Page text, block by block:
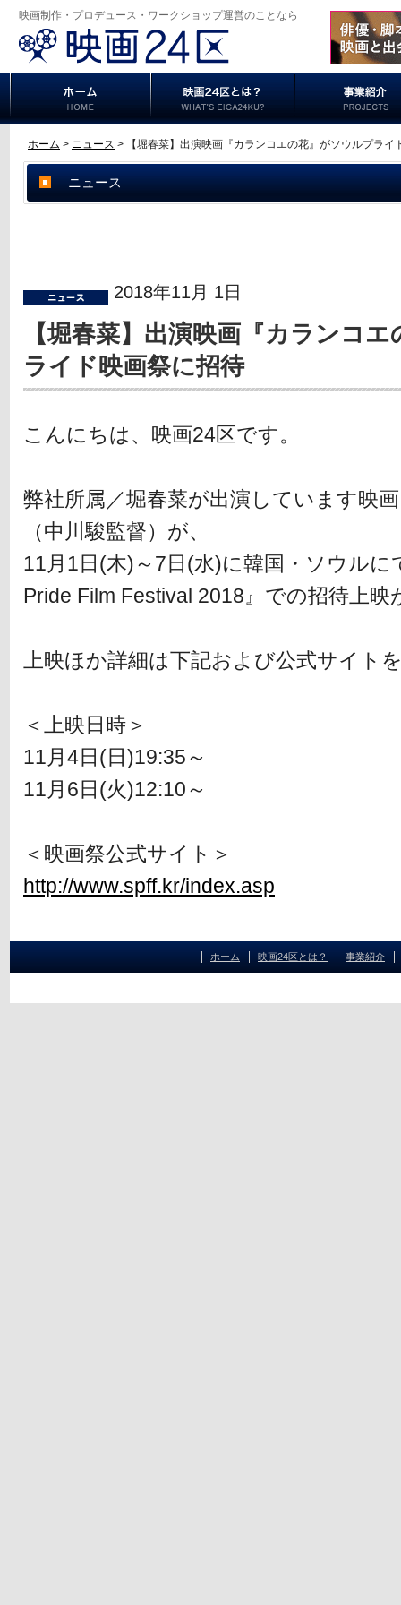
映画制作・プロデュース・ワークショップ運営のことなら
ホーム > ニュース > 【堀春菜】出演映画『カランコエの花』がソウルプライ
ニュース
2018年11月 1日
【堀春菜】出演映画『カランコ
ライド映画祭に招待
こんにちは、映画24区です。
弊社所属／堀春菜が出演しています映
（中川駿監督）が、
11月1日(木)～7日(水)に韓国・ソウルに
Pride Film Festival 2018』での招待上映
上映ほか詳細は下記および公式サイト
＜上映日時＞
11月4日(日)19:35～
11月6日(火)12:10～
＜映画祭公式サイト＞
http://www.spff.kr/index.asp
ホーム 映画24区とは？ 事業紹介